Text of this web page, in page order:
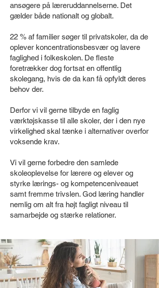
ansøgere på læreruddannelserne. Det
gælder både nationalt og globalt.
22 % af familier søger til privatskoler, da de
oplever koncentrationsbesvær og lavere
faglighed i folkeskolen. De fleste
foretrækker dog fortsat en offentlig
skolegang, hvis de da kan få opfyldt deres
behov der.
Derfor vi vil gerne tilbyde en faglig
værktøjskasse til alle skoler, der i den nye
virkelighed skal tænke i alternativer overfor
voksende krav.
Vi vil gerne forbedre den samlede
skoleoplevelse for lærere og elever og
styrke lærings- og kompetenceniveauet
samt fremme trivslen. God læring handler
nemlig om alt fra højt fagligt niveau til
samarbejde og stærke relationer.